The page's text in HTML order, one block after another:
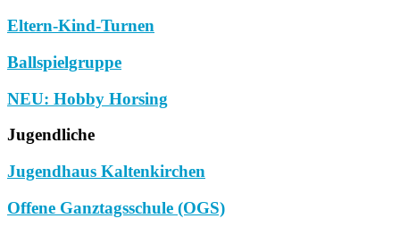
Eltern-Kind-Turnen
Ballspielgruppe
NEU: Hobby Horsing
Jugendliche
Jugendhaus Kaltenkirchen
Offene Ganztagsschule (OGS)